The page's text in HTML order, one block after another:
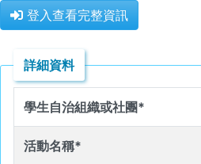
登入查看完整資訊
詳細資料
學生自治組織或社團*
活動名稱*